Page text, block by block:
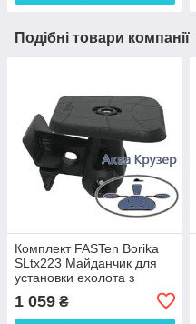
Подібні товари компанії
Комплект FASTen Borika
SLtx223 Майданчик для
установки ехолота з
набором для кріплення на
ліктрос човни ПВХ
1 059 ₴